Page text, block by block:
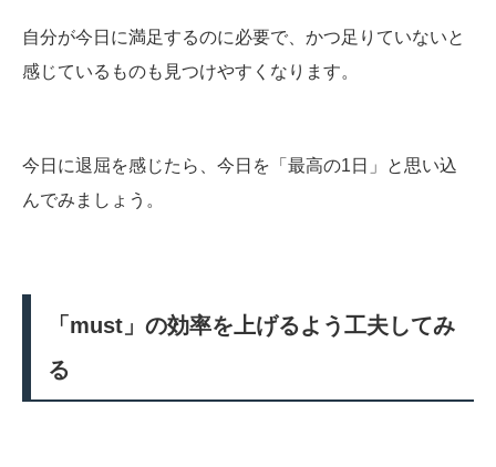
自分が今日に満足するのに必要で、かつ足りていないと
感じているものも見つけやすくなります。
今日に退屈を感じたら、今日を「最高の1日」と思い込
んでみましょう。
「must」の効率を上げるよう工夫してみ
る